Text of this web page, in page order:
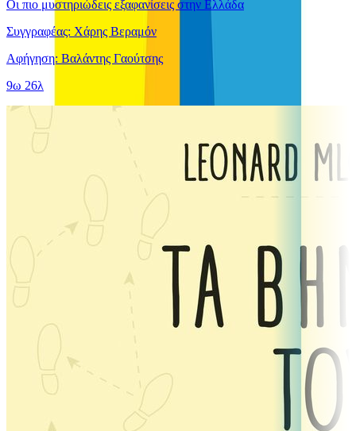
Οι πιο μυστηριώδεις εξαφανίσεις στην Ελλάδα
Συγγραφέας: Χάρης Βεραμόν
Αφήγηση: Βαλάντης Γαούτσης
9ω 26λ